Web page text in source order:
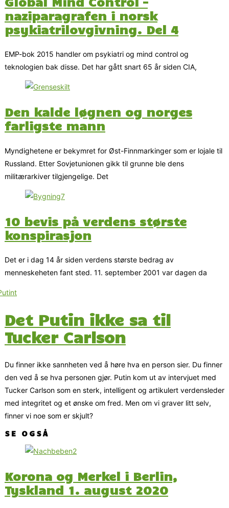
naziparagrafen i norsk
psykiatrilovgivning. Del 4
EMP-bok 2015 handler om psykiatri og mind control og
teknologien bak disse. Det har gått snart 65 år siden CIA,
Den kalde løgnen og norges
farligste mann
Myndighetene er bekymret for Øst-Finnmarkinger som er lojale til
Russland. Etter Sovjetunionen gikk til grunne ble dens
militærarkiver tilgjengelige. Det
10 bevis på verdens største
konspirasjon
Det er i dag 14 år siden verdens største bedrag av
menneskeheten fant sted. 11. september 2001 var dagen da
Det Putin ikke sa til
Tucker Carlson
Du finner ikke sannheten ved å høre hva en person sier. Du finner
den ved å se hva personen gjør. Putin kom ut av intervjuet med
Tucker Carlson som en sterk, intelligent og artikulert verdensleder
med integritet og et ønske om fred. Men om vi graver litt selv,
finner vi noe som er skjult?
SE OGSÅ
Korona og Merkel i Berlin,
Tyskland 1. august 2020